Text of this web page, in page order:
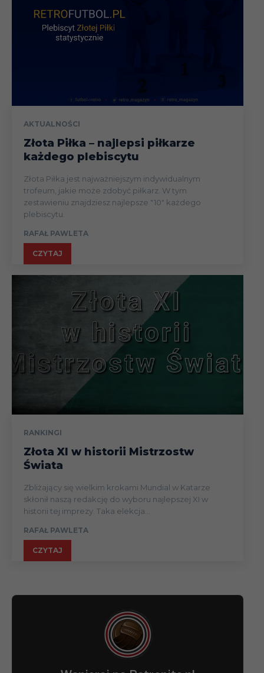
AKTUALNOŚCI
Złota Piłka – najlepsi piłkarze
każdego plebiscytu
Złota Piłka jest najważniejszym indywidualnym
trofeum, jakie może zdobyć piłkarz. W tym
zestawieniu znajdziesz najlepsze "10" każdego
plebiscytu.
RAFAŁ PAWLETA
CZYTAJ
RANKINGI
Złota XI w historii Mistrzostw
Świata
Zbliżający się wielkim krokami Mundial w Katarze
skłonił naszą redakcję do wyboru najlepszej XI w
historii tej imprezy. Taka elekcja...
RAFAŁ PAWLETA
CZYTAJ